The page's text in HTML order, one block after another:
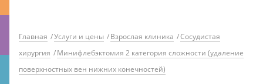
Главная /Услуги и цены /Взрослая клиника /Сосудистая
хирургия /Минифлебэктомия 2 категория сложности (удаление
поверхностных вен нижних конечностей)